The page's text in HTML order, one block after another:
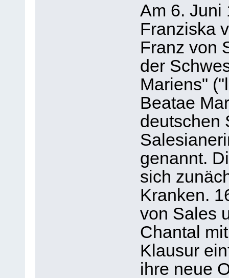
Am 6. Juni
Franziska
Franz von
der
Mariens"
Beatae
deutschen
genannt.
sich
Kranken.
von Sales
Chantal
Klausur
ihre neue